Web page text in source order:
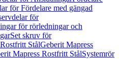
för Fördelare med gängad
för
för rörledningar och
Set skruv för
StålGeberit Mapress
Mapress Rostfritt StålSystemrör